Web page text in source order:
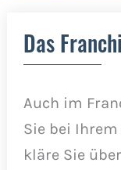
Das
Auch im
Sie bei
kläre Sie